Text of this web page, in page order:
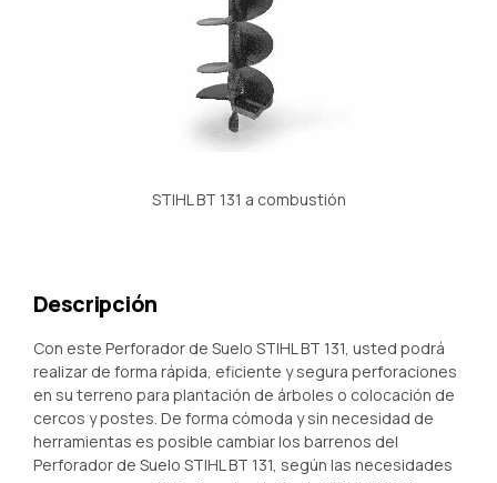
STIHL BT 131 a combustión
Descripción
Con este Perforador de Suelo STIHL BT 131, usted podrá
realizar de forma rápida, eficiente y segura perforaciones
en su terreno para plantación de árboles o colocación de
cercos y postes. De forma cómoda y sin necesidad de
herramientas es posible cambiar los barrenos del
Perforador de Suelo STIHL BT 131, según las necesidades